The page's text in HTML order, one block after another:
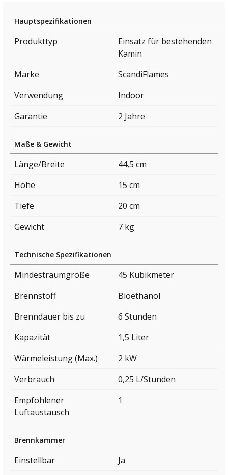
Hauptspezifikationen
Produkttyp
Einsatz für bestehenden
Kamin
Marke
ScandiFlames
Verwendung
Indoor
Garantie
2 Jahre
Maße & Gewicht
Länge/Breite
44,5 cm
Höhe
15 cm
Tiefe
20 cm
Gewicht
7 kg
Technische Spezifikationen
Mindestraumgröße
45 Kubikmeter
Brennstoff
Bioethanol
Brenndauer bis zu
6 Stunden
Kapazität
1,5 Liter
Wärmeleistung (Max.)
2 kW
Verbrauch
0,25 L/Stunden
Empfohlener
Luftaustausch
1
Brennkammer
Einstellbar
Ja